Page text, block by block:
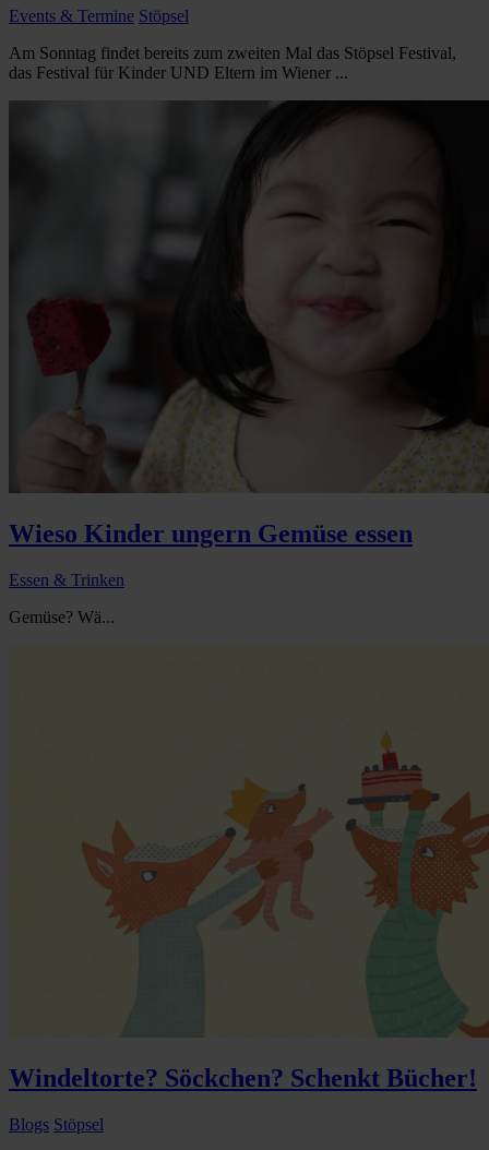
Events & Termine Stöpsel
Am Sonntag findet bereits zum zweiten Mal das Stöpsel Festival,
das Festival für Kinder UND Eltern im Wiener ...
Wieso Kinder ungern Gemüse essen
Essen & Trinken
Gemüse? Wä...
Windeltorte? Söckchen? Schenkt Bücher!
Blogs Stöpsel